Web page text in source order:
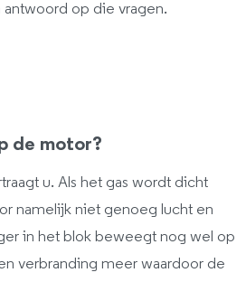
op die vragen.
de motor?
u. Als het gas wordt dicht
namelijk niet genoeg lucht en
in het blok beweegt nog wel op
verbranding meer waardoor de